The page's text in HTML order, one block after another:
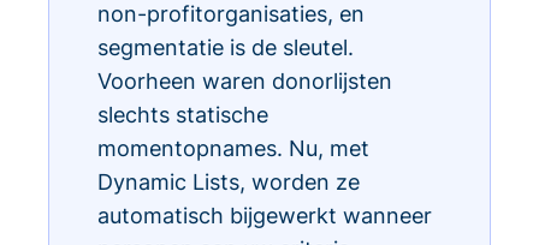
non-profitorganisaties, en
segmentatie is de sleutel.
Voorheen waren donorlijsten
slechts statische
momentopnames. Nu, met
Dynamic Lists, worden ze
automatisch bijgewerkt wanneer